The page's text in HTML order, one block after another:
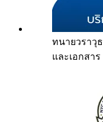
ทนายวราวุธ
และเอกสาร